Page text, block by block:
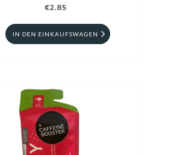
€2.85
IN DEN EINKAUFSWAGEN